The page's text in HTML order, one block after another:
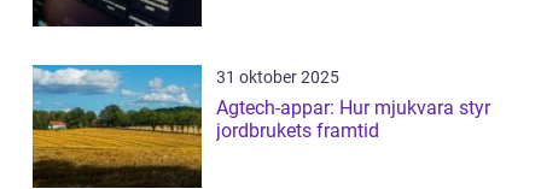
31 oktober 2025
Agtech-appar: Hur mjukvara styr
jordbrukets framtid